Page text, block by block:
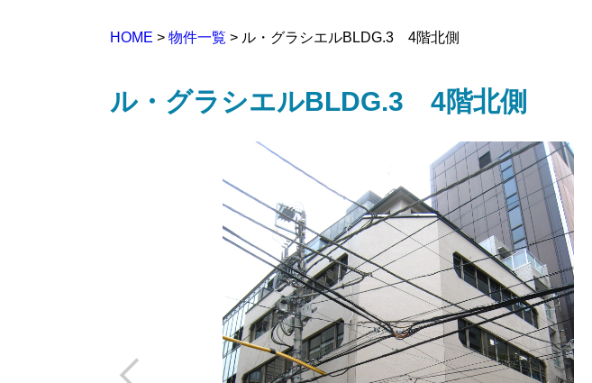
HOME > 物件一覧 > ル・グラシエルBLDG.3 4階北側
ル・グラシエルBLDG.3 4階北側